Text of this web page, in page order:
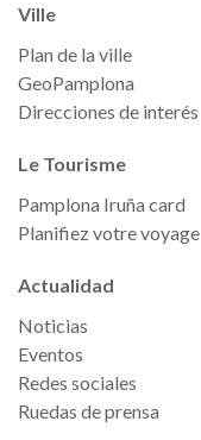
Ville
Plan de la ville
GeoPamplona
Direcciones de interés
Le Tourisme
Pamplona Iruña card
Planifiez votre voyage
Actualidad
Noticias
Eventos
Redes sociales
Ruedas de prensa